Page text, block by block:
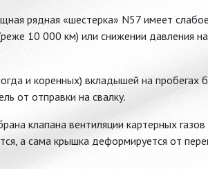
рядная «шестерка» N57 имеет
10 000 км) или снижении давления
и коренных) вкладышей на пробегах
от отправки на свалку.
клапана вентиляции картерных газов
а сама крышка деформируется от